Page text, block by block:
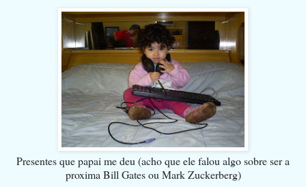
Presentes que papai me deu (acho que ele falou algo sobre ser a
proxima Bill Gates ou Mark Zuckerberg)